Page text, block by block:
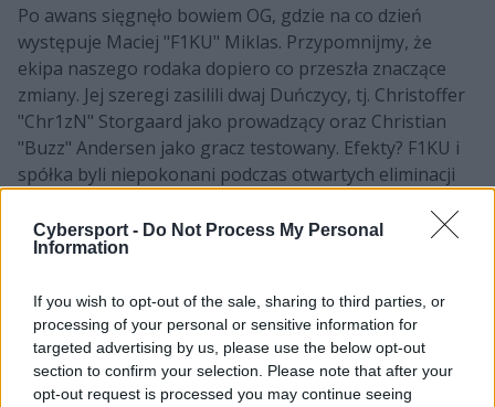
Cybersport - Do Not Process My Personal
Information
If you wish to opt-out of the sale, sharing to third parties, or
processing of your personal or sensitive information for
targeted advertising by us, please use the below opt-out
section to confirm your selection. Please note that after your
opt-out request is processed you may continue seeing
Po awans sięgnęło bowiem OG, gdzie na co dzień
występuje Maciej "F1KU" Miklas. Przypomnijmy, że
ekipa naszego rodaka dopiero co przeszła znaczące
zmiany. Jej szeregi zasilili dwaj Duńczycy, tj. Christoffer
"Chr1zN" Storgaard jako prowadzący oraz Christian
"Buzz" Andersen jako gracz testowany. Efekty? F1KU i
spółka byli niepokonani podczas otwartych eliminacji
nie stanęli wcale tacy łatwi rywale. Wszak OG mierzyło
się m.in. z PARIVISION, które chwilę wcześniej
drużyna Polaka okazała się lepsza od B8 Esports. Spora
w tym zasługa samego Miklasa, który z 39 fragami na
koncie był najskuteczniejszym zawodnikiem swojego
zespołu.